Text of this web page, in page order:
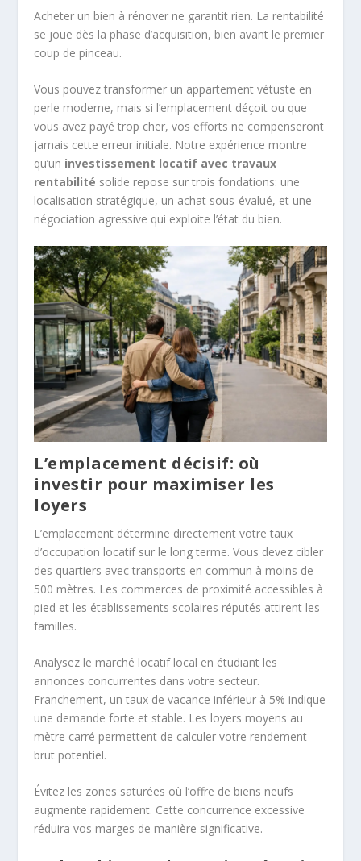
Acheter un bien à rénover ne garantit rien. La rentabilité
se joue dès la phase d’acquisition, bien avant le premier
coup de pinceau.
Vous pouvez transformer un appartement vétuste en
perle moderne, mais si l’emplacement déçoit ou que
vous avez payé trop cher, vos efforts ne compenseront
jamais cette erreur initiale. Notre expérience montre
qu’un investissement locatif avec travaux
rentabilité solide repose sur trois fondations: une
localisation stratégique, un achat sous-évalué, et une
négociation agressive qui exploite l’état du bien.
L’emplacement décisif: où
investir pour maximiser les
loyers
L’emplacement détermine directement votre taux
d’occupation locatif sur le long terme. Vous devez cibler
des quartiers avec transports en commun à moins de
500 mètres. Les commerces de proximité accessibles à
pied et les établissements scolaires réputés attirent les
familles.
Analysez le marché locatif local en étudiant les
annonces concurrentes dans votre secteur.
Franchement, un taux de vacance inférieur à 5% indique
une demande forte et stable. Les loyers moyens au
mètre carré permettent de calculer votre rendement
brut potentiel.
Évitez les zones saturées où l’offre de biens neufs
augmente rapidement. Cette concurrence excessive
réduira vos marges de manière significative.